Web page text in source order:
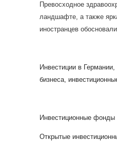
Превосходное
ландшафте, а также
иностранцев
Инвестиции в
бизнеса,
Инвестиционные фонды
Открытые